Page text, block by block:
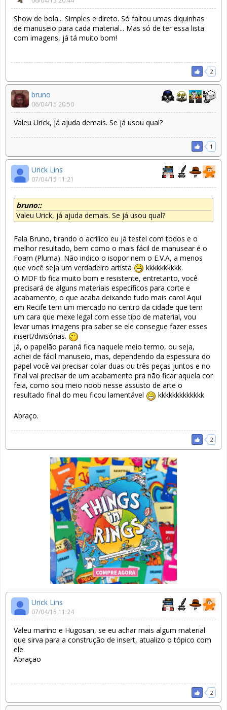
Show de bola... Simples e direto. Só faltou umas diquinhas
de manuseio para cada material... Mas só de ter essa lista
com imagens, já tá muito bom!
2
bruno
06/04/15 20:50
Valeu Urick, já ajuda demais. Se já usou qual?
1
Urick Lins
07/04/15 11:21
bruno::
Valeu Urick, já ajuda demais. Se já usou qual?
Fala Bruno, tirando o acrílico eu já testei com todos e o
melhor resultado, bem como o mais fácil de manusear é o
Foam (Pluma). Não indico o isopor nem o E.V.A, a menos
que você seja um verdadeiro artista
kkkkkkkkkk.
O MDF tb fica muito bom e resistente, entretanto, você
precisará de alguns materiais específicos para corte e
acabamento, o que acaba deixando tudo mais caro! Aqui
em Recife tem um mercado no centro da cidade que tem
um cara que mexe legal com esse tipo de material, vou
levar umas imagens pra saber se ele consegue fazer esses
insert/divisórias.
Já, o papelão paraná fica naquele meio termo, ou seja,
achei de fácil manuseio, mas, dependendo da espessura do
papel você vai precisar colar duas ou três peças juntos e no
final vai precisar de um acabamento pra não ficar aquela cor
feia, como sou meio noob nesse assusto de arte o
resultado final do meu ficou lamentável
kkkkkkkkkkkkk
Abraço.
2
Urick Lins
07/04/15 11:24
Valeu marino e Hugosan, se eu achar mais algum material
que sirva para a construção de insert, atualizo o tópico com
ele.
Abração
2